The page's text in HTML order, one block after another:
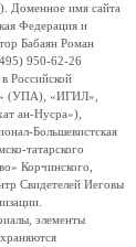
Доменное имя сайта
Федерация и
Бабаян Роман
950-62-26
Российской
(УПА), «ИГИЛ»,
ан-Нусра»),
Большевистская
татарского
Корчинского,
Свидетелей Иеговы
элементы